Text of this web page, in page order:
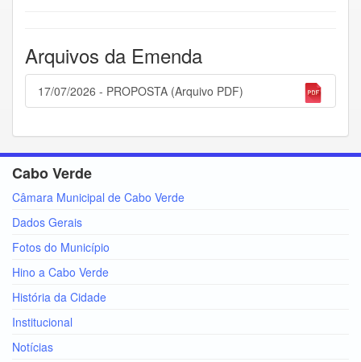
Arquivos da Emenda
17/07/2026 - PROPOSTA (Arquivo PDF)
Cabo Verde
Câmara Municipal de Cabo Verde
Dados Gerais
Fotos do Município
Hino a Cabo Verde
História da Cidade
Institucional
Notícias